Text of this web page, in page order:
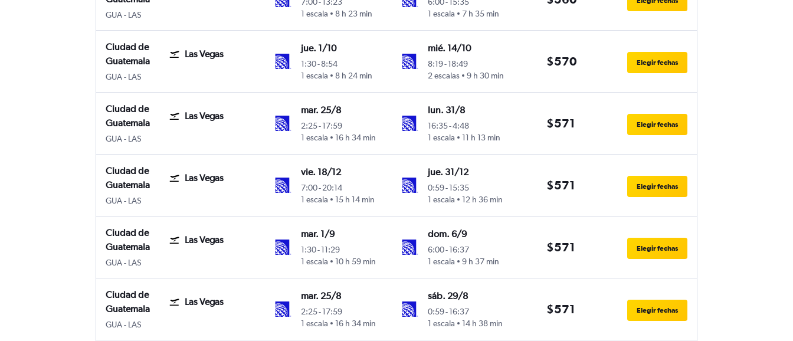
GUA- LAS
1 escala
8 h 23 min
1 escala
7 h 35 min
Ciudad de
Guatemala
Las Vegas
GUA- LAS
jue. 1/10
1:30-8:54
1 escala
8 h 24 min
mié. 14/10
8:19-18:49
2 escalas
9 h 30 min
$570 Elegir fechas
Ciudad de
Guatemala
Las Vegas
GUA- LAS
mar. 25/8
2:25-17:59
1 escala
16 h 34 min
lun. 31/8
16:35-4:48
1 escala
11 h 13 min
$571 Elegir fechas
Ciudad de
Guatemala
Las Vegas
GUA- LAS
vie. 18/12
7:00-20:14
1 escala
15 h 14 min
jue. 31/12
0:59-15:35
1 escala
12 h 36 min
$571 Elegir fechas
Ciudad de
Guatemala
Las Vegas
GUA- LAS
mar. 1/9
1:30-11:29
1 escala
10 h 59 min
dom. 6/9
6:00-16:37
1 escala
9 h 37 min
$571 Elegir fechas
Ciudad de
Guatemala
Las Vegas
GUA- LAS
mar. 25/8
2:25-17:59
1 escala
16 h 34 min
sáb. 29/8
0:59-16:37
1 escala
14 h 38 min
$571 Elegir fechas